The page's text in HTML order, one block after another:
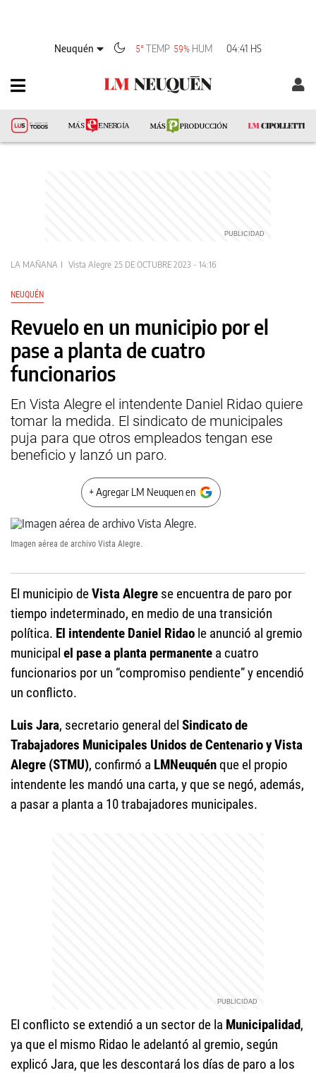
Neuquén 5°TEMP 59% HUM 04:41 HS
LA MAÑANA Vista Alegre 25 DE OCTUBRE 2023 - 14:16
NEUQUÉN
Revuelo en un municipio por el
pase a planta de cuatro
funcionarios
En Vista Alegre el intendente Daniel Ridao quiere
tomar la medida. El sindicato de municipales
puja para que otros empleados tengan ese
beneficio y lanzó un paro.
+ Agregar LM Neuquen en
Imagen aérea de archivo Vista Alegre.
El municipio deVista Alegre se encuentra de paro por
tiempo indeterminado, en medio de una transición
política. El intendente Daniel Ridao le anunció al gremio
municipal el pase a planta permanente a cuatro
funcionarios por un “compromiso pendiente” y encendió
un conflicto.
Luis Jara, secretario general del Sindicato de
Trabajadores Municipales Unidos de Centenario y Vista
Alegre (STMU), confirmó a LMNeuquénque el propio
intendente les mandó una carta, y que se negó, además,
a pasar a planta a 10 trabajadores municipales.
El conflicto se extendió a un sector de la Municipalidad,
ya que el mismo Ridao le adelantó al gremio, según
explicó Jara, que les descontará los días de paro a los